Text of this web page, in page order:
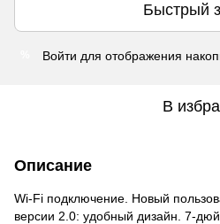
Быстрый
Войти для отображения
В
Описание
Wi-Fi подключение. Новый
версии 2.0: удобный дизайн. 7-